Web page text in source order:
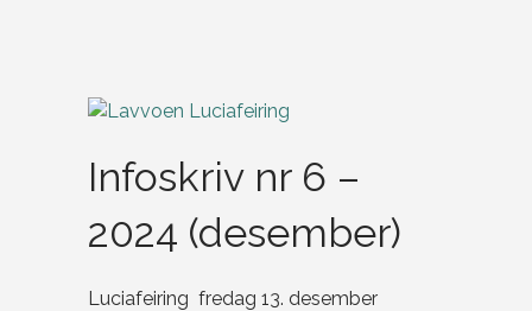
Infoskriv nr 6 –
2024 (desember)
Luciafeiring fredag 13. desember